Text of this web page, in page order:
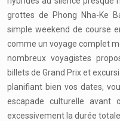
grottes de Phong Nha-Ke
simple weekend de course
comme un voyage complet
nombreux voyagistes
billets de Grand Prix et
planifiant bien vos dates,
escapade culturelle avant
excessivement la durée